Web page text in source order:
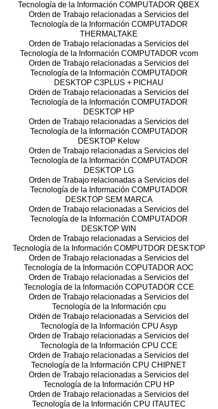
Tecnología de la Información COMPUTADOR QBEX
Orden de Trabajo relacionadas a Servicios del
Tecnología de la Información COMPUTADOR
THERMALTAKE
Orden de Trabajo relacionadas a Servicios del
Tecnología de la Información COMPUTADOR vcom
Orden de Trabajo relacionadas a Servicios del
Tecnología de la Información COMPUTADOR
DESKTOP C3PLUS + PICHAU
Orden de Trabajo relacionadas a Servicios del
Tecnología de la Información COMPUTADOR
DESKTOP HP
Orden de Trabajo relacionadas a Servicios del
Tecnología de la Información COMPUTADOR
DESKTOP Kelow
Orden de Trabajo relacionadas a Servicios del
Tecnología de la Información COMPUTADOR
DESKTOP LG
Orden de Trabajo relacionadas a Servicios del
Tecnología de la Información COMPUTADOR
DESKTOP SEM MARCA
Orden de Trabajo relacionadas a Servicios del
Tecnología de la Información COMPUTADOR
DESKTOP WIN
Orden de Trabajo relacionadas a Servicios del
Tecnología de la Información COMPUTDOR DESKTOP
Orden de Trabajo relacionadas a Servicios del
Tecnología de la Información COPUTADOR AOC
Orden de Trabajo relacionadas a Servicios del
Tecnología de la Información COPUTADOR CCE
Orden de Trabajo relacionadas a Servicios del
Tecnología de la Información cpu
Orden de Trabajo relacionadas a Servicios del
Tecnología de la Información CPU Asyp
Orden de Trabajo relacionadas a Servicios del
Tecnología de la Información CPU CCE
Orden de Trabajo relacionadas a Servicios del
Tecnología de la Información CPU CHIPNET
Orden de Trabajo relacionadas a Servicios del
Tecnología de la Información CPU HP
Orden de Trabajo relacionadas a Servicios del
Tecnología de la Información CPU ITAUTEC